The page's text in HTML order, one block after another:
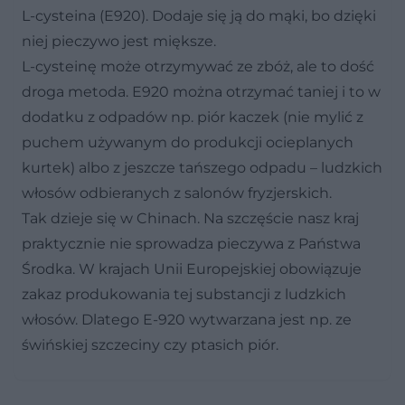
L-cysteina (E920). Dodaje się ją do mąki, bo dzięki
niej pieczywo jest miększe.
L-cysteinę może otrzymywać ze zbóż, ale to dość
droga metoda. E920 można otrzymać taniej i to w
dodatku z odpadów np. piór kaczek (nie mylić z
puchem używanym do produkcji ocieplanych
kurtek) albo z jeszcze tańszego odpadu – ludzkich
włosów odbieranych z salonów fryzjerskich.
Tak dzieje się w Chinach. Na szczęście nasz kraj
praktycznie nie sprowadza pieczywa z Państwa
Środka. W krajach Unii Europejskiej obowiązuje
zakaz produkowania tej substancji z ludzkich
włosów. Dlatego E-920 wytwarzana jest np. ze
świńskiej szczeciny czy ptasich piór.